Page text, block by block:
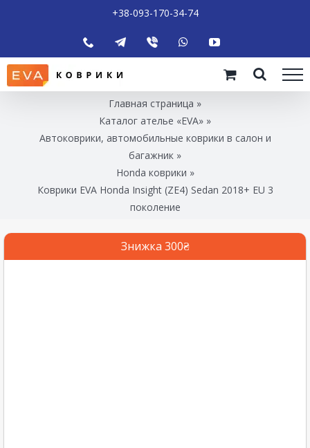
+38-093-170-34-74
Главная страница »
Каталог ателье «EVA» »
Автоковрики, автомобильные коврики в салон и
багажник »
Honda коврики »
Коврики EVA Honda Insight (ZE4) Sedan 2018+ EU 3
поколение
Знижка 300₴